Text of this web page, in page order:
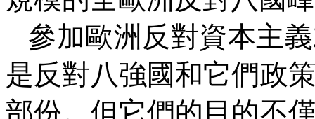
參加歐洲反對資本主
是反對八強國和它們政
部份。但它們的目的不